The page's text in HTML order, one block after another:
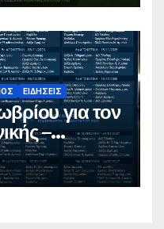
ΕΙΔΉΣΕΙΣ
για τον
–